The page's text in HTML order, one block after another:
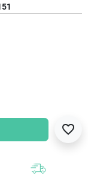
favorite_border